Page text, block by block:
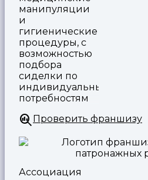
манипуляции
и
гигиенические
процедуры, с
возможностью
подбора
сиделки по
индивидуальным
потребностям
Проверить франшизу
Ассоциация